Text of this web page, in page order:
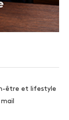
être et lifestyle